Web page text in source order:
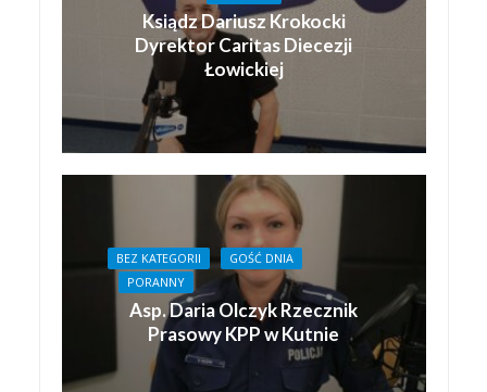
Ksiądz Dariusz Krokocki
Dyrektor Caritas Diecezji
Łowickiej
BEZ KATEGORII
GOŚĆ DNIA
PORANNY
Asp. Daria Olczyk Rzecznik
Prasowy KPP w Kutnie